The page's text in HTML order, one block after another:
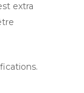
extra
tre
tions.